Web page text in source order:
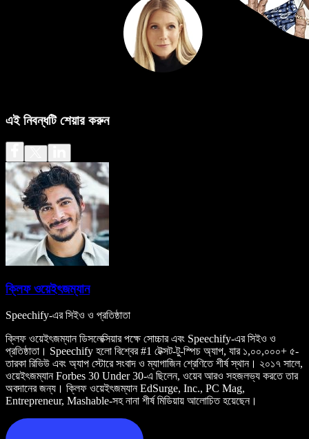
এই নিবন্ধটি শেয়ার করুন
ক্লিফ ওয়েইৎজম্যান
Speechify-এর সিইও ও প্রতিষ্ঠাতা
ক্লিফ ওয়েইৎজম্যান ডিসলেক্সিয়ার পক্ষে সোচ্চার এবং Speechify-এর সিইও ও
প্রতিষ্ঠাতা। Speechify হলো বিশ্বের #1 টেক্সট-টু-স্পিচ অ্যাপ, যার ১,০০,০০০+ ৫-
তারকা রিভিউ এবং অ্যাপ স্টোরে সংবাদ ও ম্যাগাজিন শ্রেণিতে শীর্ষ স্থান। ২০১৭ সালে,
ওয়েইৎজম্যান Forbes 30 Under 30-এ ছিলেন, ওয়েব আরও সহজলভ্য করতে তার
অবদানের জন্য। ক্লিফ ওয়েইৎজম্যান EdSurge, Inc., PC Mag,
Entrepreneur, Mashable-সহ নানা শীর্ষ মিডিয়ায় আলোচিত হয়েছেন।